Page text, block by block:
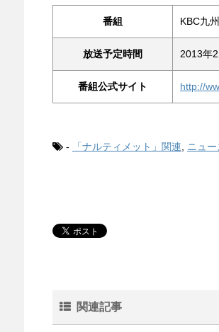
番組 KBC九
放送予定時間 2013年
番組公式サイト http://
- 「ナルティメット」関連 ニュー
関連記事